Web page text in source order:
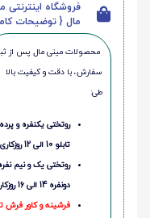
فروشگاه اینترنتی
مال { توضیحات
محصولات مینی‌ مال پس از
سفارش، با دقت و کیفیت بالا
طی:
روتختی یکنفره و
تابلو 10 الی 12 روزکاری
روتختی یک و نیم
دونفره 14 الی 16 روزکاری
فرشینه و کاور فرش